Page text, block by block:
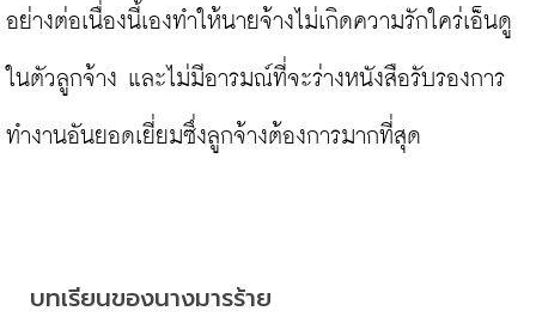
อย่างต่อเนื่องนี้เองทำให้นายจ้างไม่เกิดความรักใคร่เอ็นดู
ในตัวลูกจ้าง และไม่มีอารมณ์ที่จะร่างหนังสือรับรองการ
ทำงานอันยอดเยี่ยมซึ่งลูกจ้างต้องการมากที่สุด
บทเรียนของนางมารร้าย